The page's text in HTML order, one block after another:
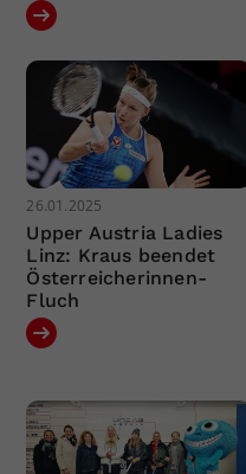
26.01.2025
Upper Austria Ladies
Linz: Kraus beendet
Österreicherinnen-
Fluch